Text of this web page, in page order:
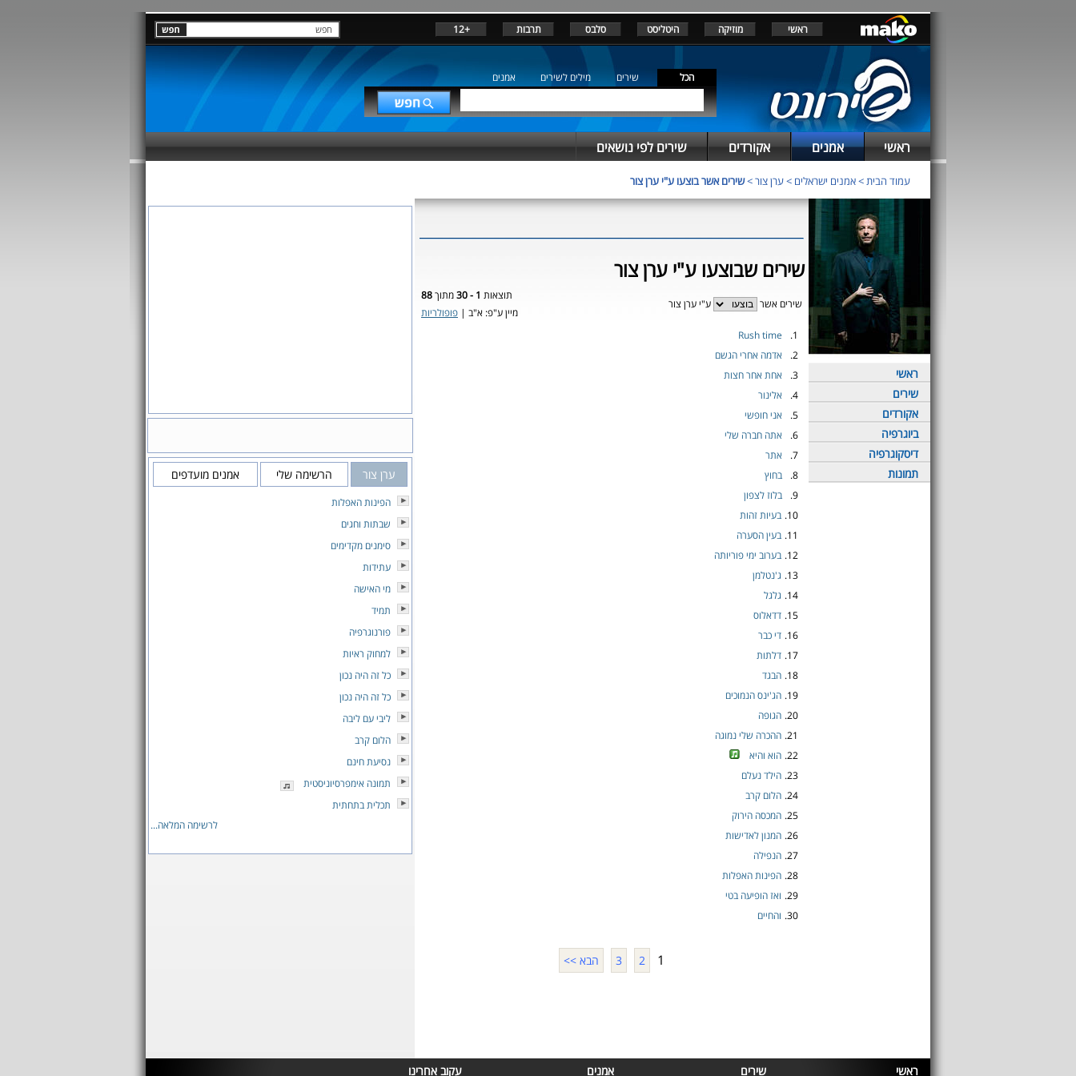
ראשי מוזיקה היטליסט סלבס תרבות +12
הכל שירים מילים לשירים אמנים
ראשי אמנים אקורדים שירים לפי נושאים
עמוד הבית>אמנים ישראלים >ערן צור>שירים אשר בוצעו ע"י ערן צור
ראשי
שירים
אקורדים
ביוגרפיה
דיסקוגרפיה
תמונות
שירים שבוצעו ע"י ערן צור
שירים אשר ע"י ערן צור
תוצאות 1 - 30 מתוך88
מיין ע"פ: א"ב | פופולריות
1.
Rush time
2.
אדמה אחרי הגשם
3.
אחת אחר חצות
4.
אלינור
5.
אני חופשי
6.
אתה חברה שלי
7.
אתר
8.
בחוץ
9.
בלוז לצפון
10. בעיות זהות
11. בעין הסערה
12. בערוב ימי פוריותה
13. ג'נטלמן
14. גלגל
15. דדאלוס
16. די כבר
17. דלתות
18. הבגד
19. הג'ינס הנמוכים
20. הגופה
21. ההכרה שלי נמוגה
22. הוא והיא
23. הילד נעלם
24. הלום קרב
25. המכסה הירוק
26. המנון לאדישות
27. הנפילה
28. הפינות האפלות
29. ואז הופיעה בטי
30. והחיים
1
2
3 הבא >>
ערן צור הרשימה שלי אמנים מועדפים
הפינות האפלות
שבתות וחגים
סימנים מקדימים
עתידות
מי האישה
תמיד
פורנוגרפיה
למחוק ראיות
כל זה היה נכון
כל זה היה נכון
ליבי עם ליבה
הלום קרב
נסיעת חינם
תמונה אימפרסיוניסטית
תכלית בתחתית
לרשימה המלאה...
ראשי שירים אמנים עקוב אחרינו